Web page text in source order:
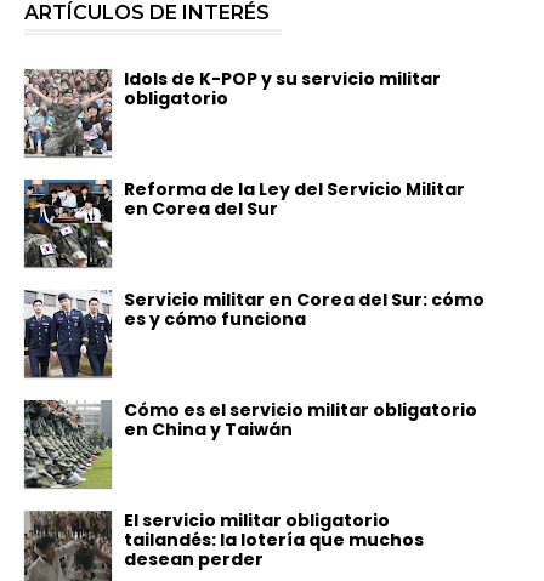
ARTÍCULOS DE INTERÉS
Idols de K-POP y su servicio militar
obligatorio
Reforma de la Ley del Servicio Militar
en Corea del Sur
Servicio militar en Corea del Sur: cómo
es y cómo funciona
Cómo es el servicio militar obligatorio
en China y Taiwán
El servicio militar obligatorio
tailandés: la lotería que muchos
desean perder